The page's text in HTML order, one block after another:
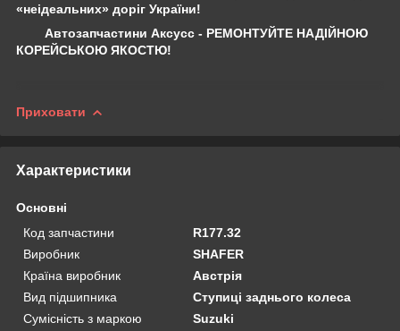
«неідеальних» доріг України!
Автозапчастини Аксусс - РЕМОНТУЙТЕ НАДІЙНОЮ
КОРЕЙСЬКОЮ ЯКОСТЮ!
Приховати
Характеристики
Основні
Код запчастини
R177.32
Виробник
SHAFER
Країна виробник
Австрія
Вид підшипника
Ступиці заднього колеса
Сумісність з маркою
Suzuki